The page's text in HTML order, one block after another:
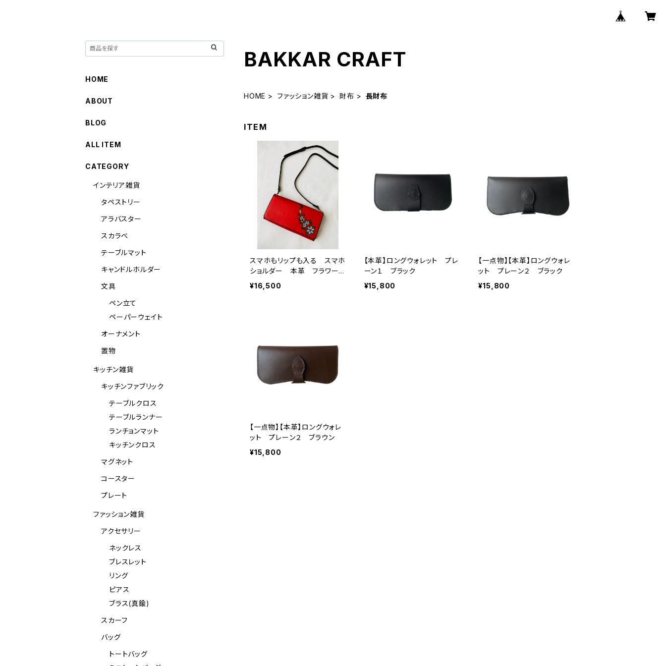
BAKKAR CRAFT
HOME ファッション雑貨 財布 長財布
ITEM
スマホもリップも入る スマホ
ショルダー 本革 フラワー
レッド
¥16,500
【本革】ロングウォレット プレ
ーン１ ブラック
¥15,800
【一点物】【本革】ロングウォレ
ット プレーン２ ブラック
¥15,800
【一点物】【本革】ロングウォレ
ット プレーン２ ブラウン
¥15,800
HOME
ABOUT
BLOG
ALL ITEM
CATEGORY
インテリア雑貨
タペストリー
アラバスター
スカラベ
テーブルマット
キャンドルホルダー
文具
ペン立て
ペーパーウェイト
オーナメント
置物
キッチン雑貨
キッチンファブリック
テーブルクロス
テーブルランナー
ランチョンマット
キッチンクロス
マグネット
コースター
プレート
ファッション雑貨
アクセサリー
ネックレス
ブレスレット
リング
ピアス
ブラス(真鍮)
スカーフ
バッグ
トートバッグ